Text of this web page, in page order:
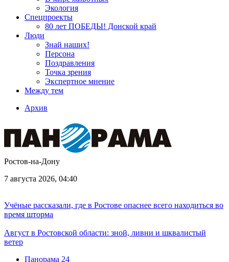
Экология
Спецпроекты
80 лет ПОБЕДЫ! Донской край
Люди
Знай наших!
Персона
Поздравления
Точка зрения
Экспертное мнение
Между тем
Архив
Ростов-на-Дону
7 августа 2026, 04:40
Учёные рассказали, где в Ростове опаснее всего находиться во
время шторма
Август в Ростовской области: зной, ливни и шквалистый
ветер
Панорама 24